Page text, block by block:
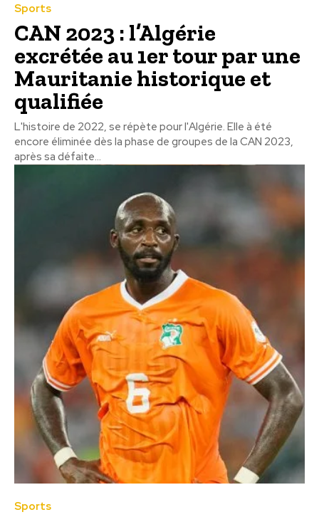
Sports
CAN 2023 : l’Algérie
excrétée au 1er tour par une
Mauritanie historique et
qualifiée
L'histoire de 2022, se répète pour l'Algérie. Elle à été
encore éliminée dès la phase de groupes de la CAN 2023,
après sa défaite...
Sports